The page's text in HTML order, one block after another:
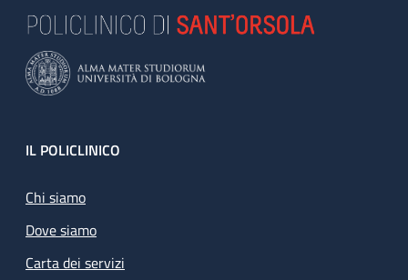
Footer
IL POLICLINICO
Chi siamo
Dove siamo
Carta dei servizi